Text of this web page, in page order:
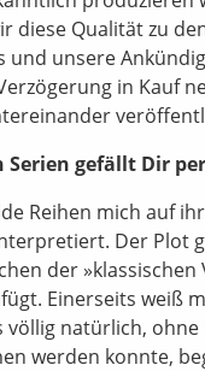
diese Qualität zu
und unsere
in Kauf
Serien gefällt Dir
Reihen mich auf
Der Plot
der
Einerseits weiß
natürlich,
werden konnte,